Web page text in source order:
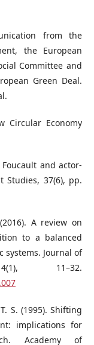
from the
the European
Committee and
Green Deal.
Circular Economy
and actor-
Studies, 37(6), pp.
A review on
to a balanced
systems. Journal of
11–32.
S. (1995). Shifting
implications for
Academy of